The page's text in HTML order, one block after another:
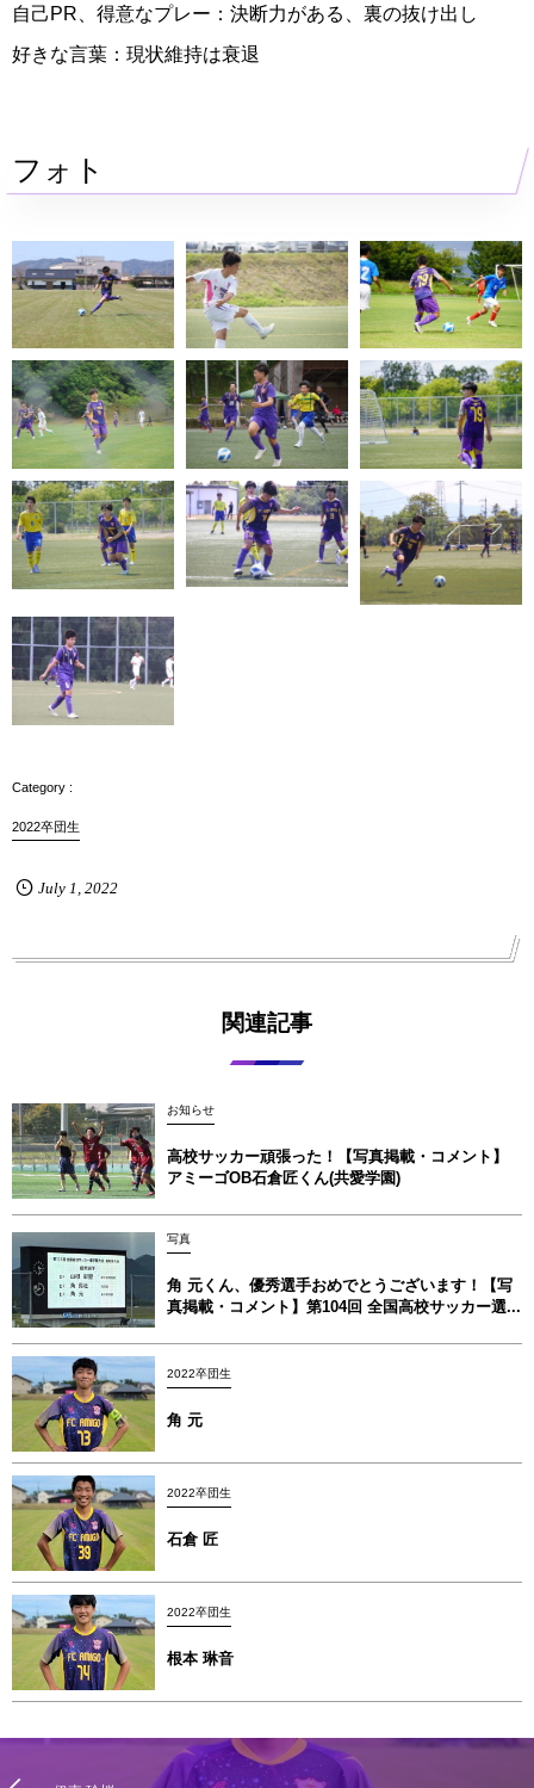
自己PR、得意なプレー：決断力がある、裏の抜け出し
好きな言葉：現状維持は衰退
フォト
2022卒団生
July 1 2022
関連記事
お知らせ
高校サッカー頑張った！【写真掲載・コメント】
アミーゴOB石倉匠くん(共愛学園)
写真
角 元くん、優秀選手おめでとうございます！【写
真掲載・コメント】第104回 全国高校サッカー選...
2022卒団生
角 元
2022卒団生
石倉 匠
2022卒団生
根本 琳音